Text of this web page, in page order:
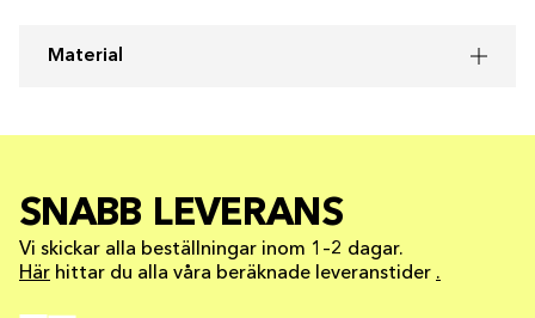
Material
SNABB LEVERANS
Vi skickar alla beställningar inom 1–2 dagar.
Här hittar du alla våra beräknade leveranstider .